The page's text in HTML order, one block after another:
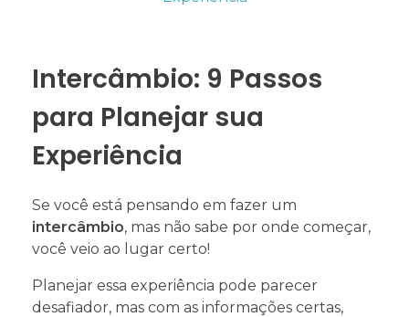
Intercâmbio: 9 Passos
para Planejar sua
Experiência
Se você está pensando em fazer um
intercâmbio, mas não sabe por onde começar,
você veio ao lugar certo!
Planejar essa experiência pode parecer
desafiador, mas com as informações certas,